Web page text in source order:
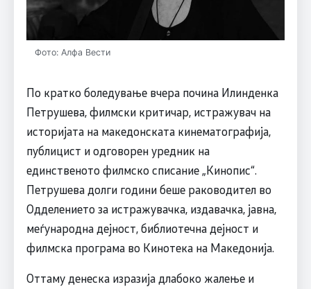
Фото: Алфа Вести
По кратко боледување вчера почина Илинденка
Петрушева, филмски критичар, истражувач на
историјата на македонската кинематографија,
публицист и одговорен уредник на
единственото филмско списание „Кинопис“.
Петрушева долги години беше раководител во
Одделението за истражувачка, издавачка, јавна,
меѓународна дејност, библиотечна дејност и
филмска програма во Кинотека на Македонија.
Оттаму денеска изразија длабоко жалење и